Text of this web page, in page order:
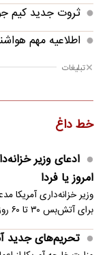
ثروت جدید کیم
اطلاعیه مهم هواشناسی برای
تبلیغات
خط داغ
ادعای وزیر
امروز یا فردا
وزیر خزانه‌داری آمریکا
برای آتش‌بس ۳۰ تا ۶۰ روزه حاصل شود و با…
تحریم‌های جدید